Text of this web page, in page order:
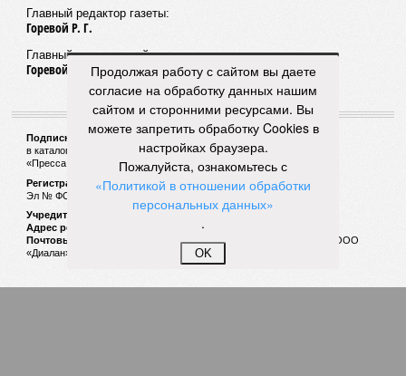
Главный редактор газеты:
Горевой Р. Г.
Главный редактор сайта:
Горевой Р. Г.
Подписной индекс газеты «Наша версия»:
в каталоге «Почта России» —99266
«Пресса России» (зелёный) —41522
Регистрационный номер Роскомнадзора
Эл № ФС77-53847 от 26.04.2013.
Учредитель ООО «Версия»
Адрес редакции:
123100, Россия, Москва, улица 1905 года, 7с1
Почтовый адрес редакции:
123022, Россия, Москва, а/я 29. для ООО
«Диалан»
Продолжая работу с сайтом вы даете
согласие на обработку данных нашим
сайтом и сторонними ресурсами. Вы
можете запретить обработку Cookies в
настройках браузера.
Пожалуйста, ознакомьтесь с
«Политикой в отношении обработки
персональных данных»
.
OK